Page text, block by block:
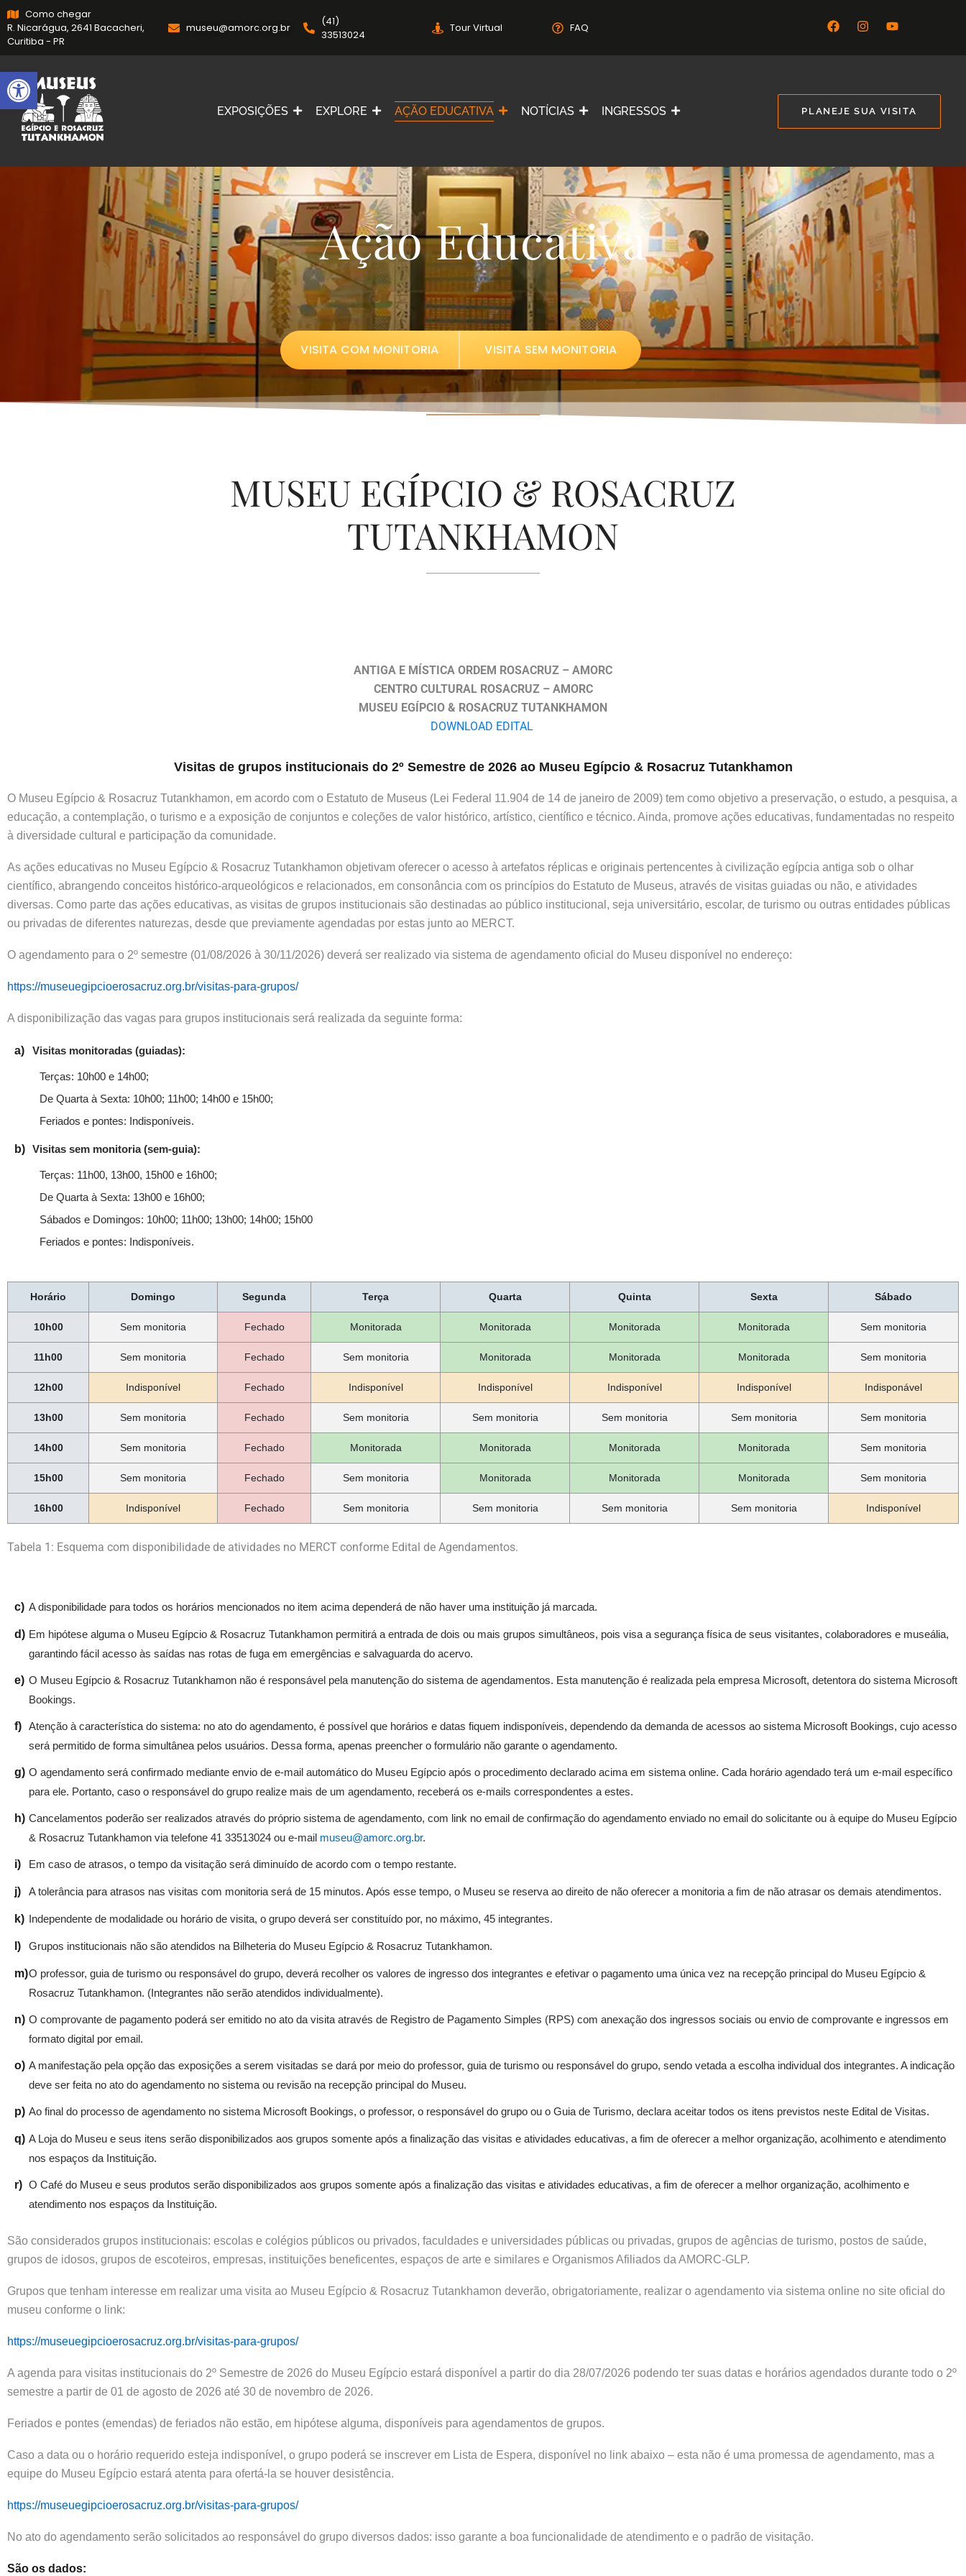
Como chegar
R. Nicarágua, 2641 Bacacheri,
Curitiba - PR
museu@amorc.org.br
(41)
33513024
Tour Virtual FAQ
EXPOSIÇÕES EXPLORE AÇÃO EDUCATIVA NOTÍCIAS INGRESSOS PLANEJE SUA VISITA
Ação Educativa
VISITA COM MONITORIA VISITA SEM MONITORIA
MUSEU EGÍPCIO & ROSACRUZ
TUTANKHAMON
ANTIGA E MÍSTICA ORDEM ROSACRUZ – AMORC
CENTRO CULTURAL ROSACRUZ – AMORC
MUSEU EGÍPCIO & ROSACRUZ TUTANKHAMON
DOWNLOAD EDITAL
Visitas de grupos institucionais do 2º Semestre de 2026 ao Museu Egípcio & Rosacruz Tutankhamon
O Museu Egípcio & Rosacruz Tutankhamon, em acordo com o Estatuto de Museus (Lei Federal 11.904 de 14 de janeiro de 2009) tem como objetivo a preservação, o estudo, a pesquisa, a
educação, a contemplação, o turismo e a exposição de conjuntos e coleções de valor histórico, artístico, científico e técnico. Ainda, promove ações educativas, fundamentadas no respeito
à diversidade cultural e participação da comunidade.
As ações educativas no Museu Egípcio & Rosacruz Tutankhamon objetivam oferecer o acesso à artefatos réplicas e originais pertencentes à civilização egípcia antiga sob o olhar
científico, abrangendo conceitos histórico-arqueológicos e relacionados, em consonância com os princípios do Estatuto de Museus, através de visitas guiadas ou não, e atividades
diversas. Como parte das ações educativas, as visitas de grupos institucionais são destinadas ao público institucional, seja universitário, escolar, de turismo ou outras entidades públicas
ou privadas de diferentes naturezas, desde que previamente agendadas por estas junto ao MERCT.
O agendamento para o 2º semestre (01/08/2026 à 30/11/2026) deverá ser realizado via sistema de agendamento oficial do Museu disponível no endereço:
https://museuegipcioerosacruz.org.br/visitas-para-grupos/
A disponibilização das vagas para grupos institucionais será realizada da seguinte forma:
a) Visitas monitoradas (guiadas):
Terças: 10h00 e 14h00;
De Quarta à Sexta: 10h00; 11h00; 14h00 e 15h00;
Feriados e pontes: Indisponíveis.
b) Visitas sem monitoria (sem-guia):
Terças: 11h00, 13h00, 15h00 e 16h00;
De Quarta à Sexta: 13h00 e 16h00;
Sábados e Domingos: 10h00; 11h00; 13h00; 14h00; 15h00
Feriados e pontes: Indisponíveis.
Horário Domingo Segunda Terça Quarta Quinta Sexta Sábado
10h00 Sem monitoria Fechado Monitorada Monitorada Monitorada Monitorada Sem monitoria
11h00 Sem monitoria Fechado Sem monitoria Monitorada Monitorada Monitorada Sem monitoria
12h00 Indisponível Fechado Indisponível Indisponível Indisponível Indisponível Indisponável
13h00 Sem monitoria Fechado Sem monitoria Sem monitoria Sem monitoria Sem monitoria Sem monitoria
14h00 Sem monitoria Fechado Monitorada Monitorada Monitorada Monitorada Sem monitoria
15h00 Sem monitoria Fechado Sem monitoria Monitorada Monitorada Monitorada Sem monitoria
16h00 Indisponível Fechado Sem monitoria Sem monitoria Sem monitoria Sem monitoria Indisponível
Tabela 1: Esquema com disponibilidade de atividades no MERCT conforme Edital de Agendamentos.
c) A disponibilidade para todos os horários mencionados no item acima dependerá de não haver uma instituição já marcada.
d) Em hipótese alguma o Museu Egípcio & Rosacruz Tutankhamon permitirá a entrada de dois ou mais grupos simultâneos, pois visa a segurança física de seus visitantes, colaboradores e museália,
garantindo fácil acesso às saídas nas rotas de fuga em emergências e salvaguarda do acervo.
e) O Museu Egípcio & Rosacruz Tutankhamon não é responsável pela manutenção do sistema de agendamentos. Esta manutenção é realizada pela empresa Microsoft, detentora do sistema Microsoft
Bookings.
f) Atenção à característica do sistema: no ato do agendamento, é possível que horários e datas fiquem indisponíveis, dependendo da demanda de acessos ao sistema Microsoft Bookings, cujo acesso
será permitido de forma simultânea pelos usuários. Dessa forma, apenas preencher o formulário não garante o agendamento.
g) O agendamento será confirmado mediante envio de e-mail automático do Museu Egípcio após o procedimento declarado acima em sistema online. Cada horário agendado terá um e-mail específico
para ele. Portanto, caso o responsável do grupo realize mais de um agendamento, receberá os e-mails correspondentes a estes.
h) Cancelamentos poderão ser realizados através do próprio sistema de agendamento, com link no email de confirmação do agendamento enviado no email do solicitante ou à equipe do Museu Egípcio
& Rosacruz Tutankhamon via telefone 41 33513024 ou e-mail museu@amorc.org.br.
i) Em caso de atrasos, o tempo da visitação será diminuído de acordo com o tempo restante.
j) A tolerância para atrasos nas visitas com monitoria será de 15 minutos. Após esse tempo, o Museu se reserva ao direito de não oferecer a monitoria a fim de não atrasar os demais atendimentos.
k) Independente de modalidade ou horário de visita, o grupo deverá ser constituído por, no máximo, 45 integrantes.
l) Grupos institucionais não são atendidos na Bilheteria do Museu Egípcio & Rosacruz Tutankhamon.
m)O professor, guia de turismo ou responsável do grupo, deverá recolher os valores de ingresso dos integrantes e efetivar o pagamento uma única vez na recepção principal do Museu Egípcio &
Rosacruz Tutankhamon. (Integrantes não serão atendidos individualmente).
n) O comprovante de pagamento poderá ser emitido no ato da visita através de Registro de Pagamento Simples (RPS) com anexação dos ingressos sociais ou envio de comprovante e ingressos em
formato digital por email.
o) A manifestação pela opção das exposições a serem visitadas se dará por meio do professor, guia de turismo ou responsável do grupo, sendo vetada a escolha individual dos integrantes. A indicação
deve ser feita no ato do agendamento no sistema ou revisão na recepção principal do Museu.
p) Ao final do processo de agendamento no sistema Microsoft Bookings, o professor, o responsável do grupo ou o Guia de Turismo, declara aceitar todos os itens previstos neste Edital de Visitas.
q) A Loja do Museu e seus itens serão disponibilizados aos grupos somente após a finalização das visitas e atividades educativas, a fim de oferecer a melhor organização, acolhimento e atendimento
nos espaços da Instituição.
r) O Café do Museu e seus produtos serão disponibilizados aos grupos somente após a finalização das visitas e atividades educativas, a fim de oferecer a melhor organização, acolhimento e
atendimento nos espaços da Instituição.
São considerados grupos institucionais: escolas e colégios públicos ou privados, faculdades e universidades públicas ou privadas, grupos de agências de turismo, postos de saúde,
grupos de idosos, grupos de escoteiros, empresas, instituições beneficentes, espaços de arte e similares e Organismos Afiliados da AMORC-GLP.
Grupos que tenham interesse em realizar uma visita ao Museu Egípcio & Rosacruz Tutankhamon deverão, obrigatoriamente, realizar o agendamento via sistema online no site oficial do
museu conforme o link:
https://museuegipcioerosacruz.org.br/visitas-para-grupos/
A agenda para visitas institucionais do 2º Semestre de 2026 do Museu Egípcio estará disponível a partir do dia 28/07/2026 podendo ter suas datas e horários agendados durante todo o 2º
semestre a partir de 01 de agosto de 2026 até 30 de novembro de 2026.
Feriados e pontes (emendas) de feriados não estão, em hipótese alguma, disponíveis para agendamentos de grupos.
Caso a data ou o horário requerido esteja indisponível, o grupo poderá se inscrever em Lista de Espera, disponível no link abaixo – esta não é uma promessa de agendamento, mas a
equipe do Museu Egípcio estará atenta para ofertá-la se houver desistência.
https://museuegipcioerosacruz.org.br/visitas-para-grupos/
No ato do agendamento serão solicitados ao responsável do grupo diversos dados: isso garante a boa funcionalidade de atendimento e o padrão de visitação.
São os dados:
Abrir a barra de ferramentas